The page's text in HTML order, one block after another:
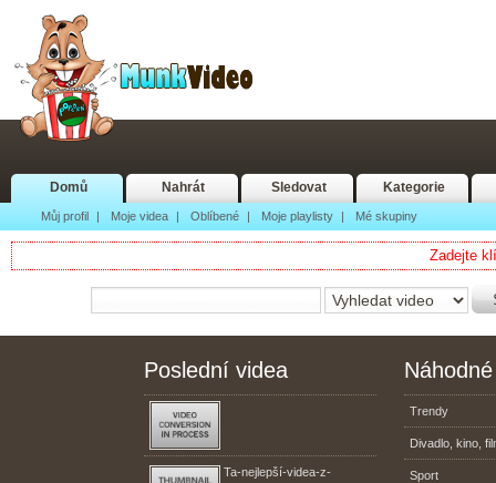
Domů Nahrát Sledovat Kategorie
Můj profil | Moje videa | Oblíbené | Moje playlisty | Mé skupiny
Zadejte
Poslední videa
Ta-nejlepší-videa-z-
Trendy
Divadlo, kino,
Sport